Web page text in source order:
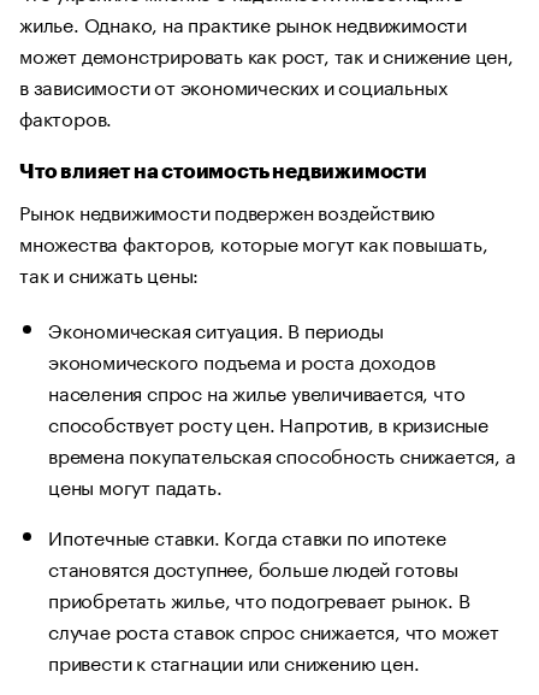
жилье. Однако, на практике рынок недвижимости
может демонстрировать как рост, так и снижение цен,
в зависимости от экономических и социальных
факторов.
Что влияет на стоимость недвижимости
Рынок недвижимости подвержен воздействию
множества факторов, которые могут как повышать,
так и снижать цены:
Экономическая ситуация. В периоды
экономического подъема и роста доходов
населения спрос на жилье увеличивается, что
способствует росту цен. Напротив, в кризисные
времена покупательская способность снижается, а
цены могут падать.
Ипотечные ставки. Когда ставки по ипотеке
становятся доступнее, больше людей готовы
приобретать жилье, что подогревает рынок. В
случае роста ставок спрос снижается, что может
привести к стагнации или снижению цен.